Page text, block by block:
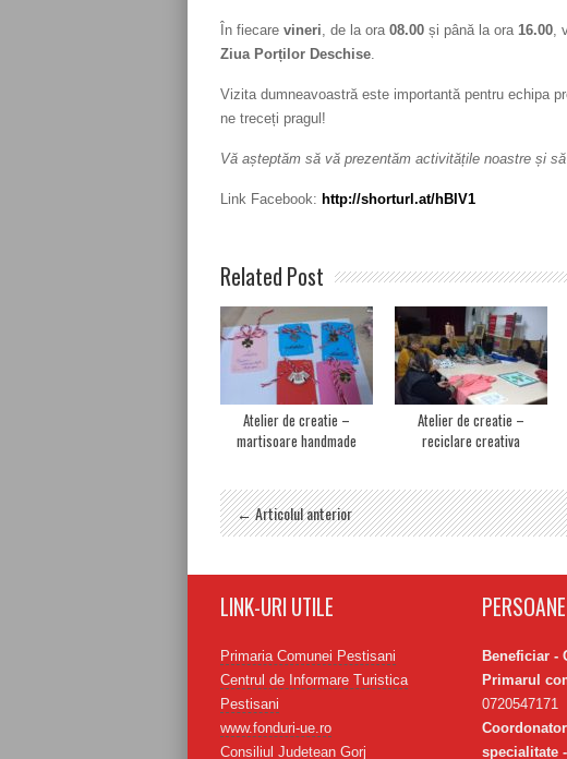
În fiecare vineri, de la ora 08.00 și până la ora 16.00,
Ziua Porților Deschise.
Vizita dumneavoastră este importantă pentru echipa
ne treceți pragul!
Vă așteptăm să vă prezentăm activitățile noastre și
Link Facebook: http://shorturl.at/hBIV1
Related Post
Atelier de creatie –
martisoare handmade
Atelier de creatie –
reciclare creativa
← Articolul anterior
LINK-URI UTILE
Primaria Comunei Pestisani
Centrul de Informare Turistica
Pestisani
www.fonduri-ue.ro
Consiliul Judetean Gorj
Beneficiar -
Primarul
0720547171
specialitate